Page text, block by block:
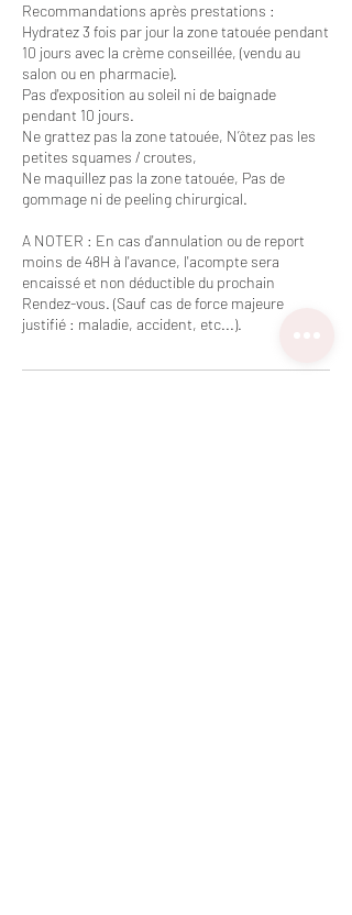
Recommandations après prestations :
Hydratez 3 fois par jour la zone tatouée pendant
10 jours avec la crème conseillée, (vendu au
salon ou en pharmacie).
Pas d'exposition au soleil ni de baignade
pendant 10 jours.
Ne grattez pas la zone tatouée, N’ôtez pas les
petites squames / croutes,
Ne maquillez pas la zone tatouée, Pas de
gommage ni de peeling chirurgical.
A NOTER : En cas d'annulation ou de report
moins de 48H à l'avance, l'acompte sera
encaissé et non déductible du prochain
Rendez-vous. (Sauf cas de force majeure
justifié : maladie, accident, etc...).